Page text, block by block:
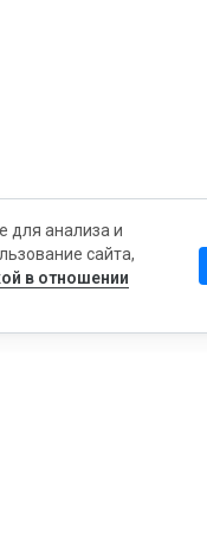
для анализа и
сайта,
в отношении